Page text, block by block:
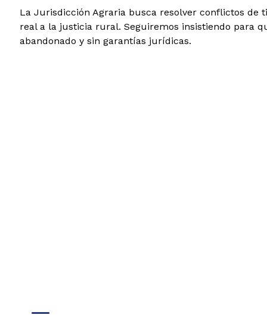
La Jurisdicción Agraria busca resolver conflictos de
real a la justicia rural. Seguiremos insistiendo para
abandonado y sin garantías jurídicas.